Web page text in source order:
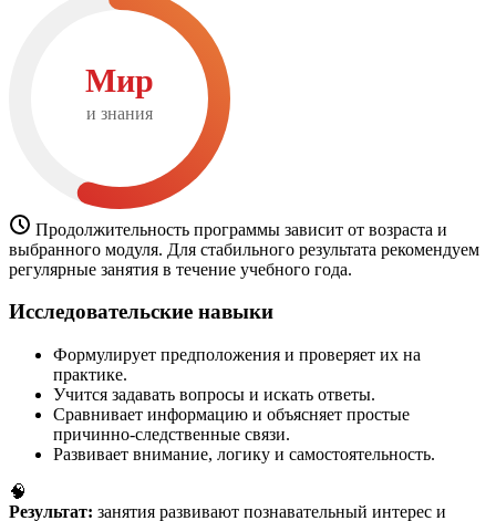
Мир
и знания
Продолжительность программы зависит от возраста и
выбранного модуля. Для стабильного результата рекомендуем
регулярные занятия в течение учебного года.
Исследовательские навыки
Формулирует предположения и проверяет их на
практике.
Учится задавать вопросы и искать ответы.
Сравнивает информацию и объясняет простые
причинно-следственные связи.
Развивает внимание, логику и самостоятельность.
🧠
Результат: занятия развивают познавательный интерес и